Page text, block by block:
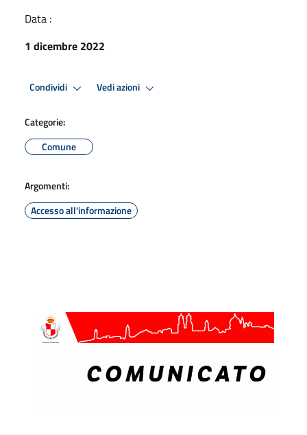
Data :
1 dicembre 2022
Condividi Vedi azioni
Categorie:
Comune
Argomenti:
Accesso all'informazione